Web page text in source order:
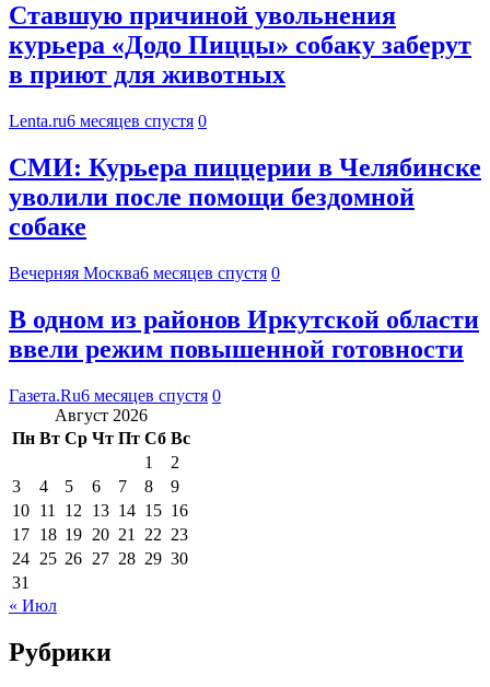
Ставшую причиной увольнения
курьера «Додо Пиццы» собаку заберут
в приют для животных
Lenta.ru6 месяцев спустя 0
СМИ: Курьера пиццерии в Челябинске
уволили после помощи бездомной
собаке
Вечерняя Москва6 месяцев спустя 0
В одном из районов Иркутской области
ввели режим повышенной готовности
Газета.Ru6 месяцев спустя 0
Август 2026
Пн Вт Ср Чт Пт Сб Вс
1
2
3
4 5 6 7 8
9
10 11 12 13 14 15 16
17 18 19 20 21 22 23
24 25 26 27 28 29 30
31
« Июл
Рубрики